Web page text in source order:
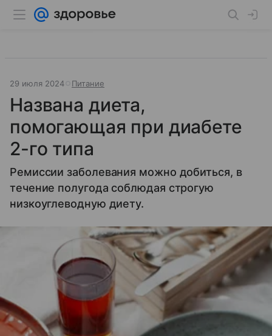
29 июля 2024 Питание
Названа диета,
помогающая при диабете
2-го типа
Ремиссии заболевания можно добиться, в
течение полугода соблюдая строгую
низкоуглеводную диету.